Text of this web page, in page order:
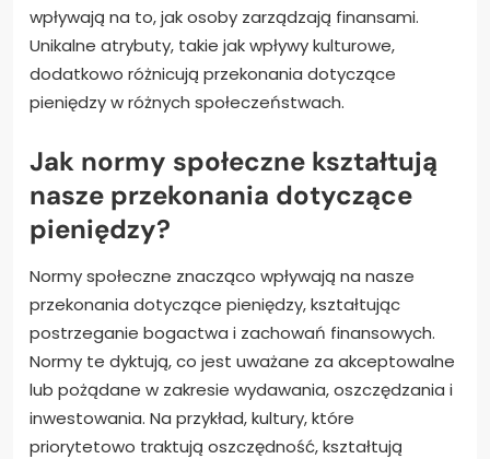
wpływają na to, jak osoby zarządzają finansami.
Unikalne atrybuty, takie jak wpływy kulturowe,
dodatkowo różnicują przekonania dotyczące
pieniędzy w różnych społeczeństwach.
Jak normy społeczne kształtują
nasze przekonania dotyczące
pieniędzy?
Normy społeczne znacząco wpływają na nasze
przekonania dotyczące pieniędzy, kształtując
postrzeganie bogactwa i zachowań finansowych.
Normy te dyktują, co jest uważane za akceptowalne
lub pożądane w zakresie wydawania, oszczędzania i
inwestowania. Na przykład, kultury, które
priorytetowo traktują oszczędność, kształtują